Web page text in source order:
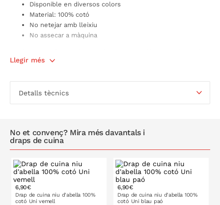
Disponible en diversos colors
Material: 100% cotó
No netejar amb lleixiu
No assecar a màquina
Oeko-Tex t'assegura un producte sense substàncies tòxiques
Llegir més
Detalls tècnics
No et convenç? Mira més davantals i
draps de cuina
6,90€
Drap de cuina niu d'abella 100%
cotó Uni vemell
6,90€
Drap de cuina niu d'abella 100%
cotó Uni blau paó